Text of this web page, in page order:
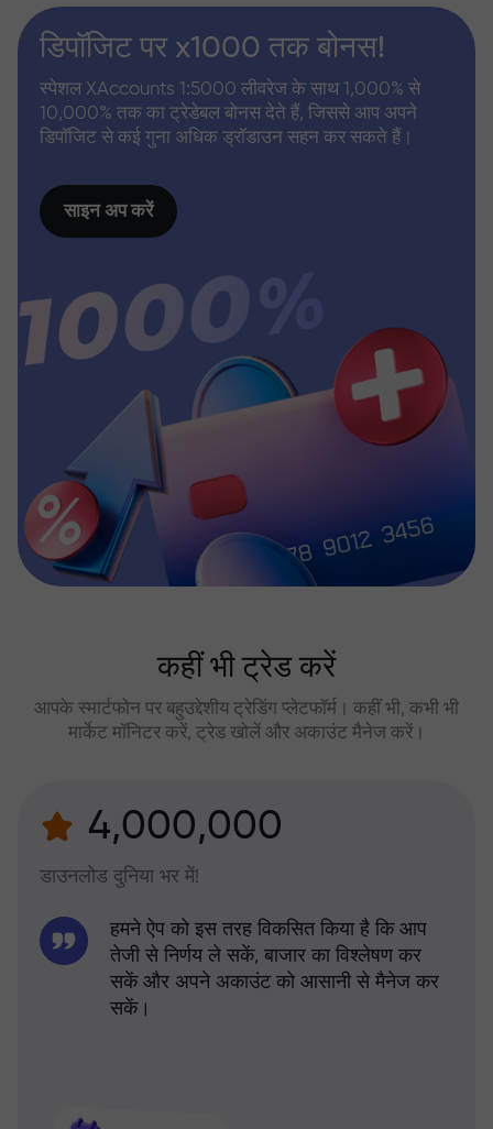
डिपॉजिट पर x1000 तक बोनस!
स्पेशल XAccounts 1:5000 लीवरेज के साथ 1,000% से
10,000% तक का ट्रेडेबल बोनस देते हैं, जिससे आप अपने
डिपॉजिट से कई गुना अधिक ड्रॉडाउन सहन कर सकते हैं।
साइन अप करें
कहीं भी ट्रेड करें
आपके स्मार्टफोन पर बहुउद्देशीय ट्रेडिंग प्लेटफॉर्म। कहीं भी, कभी भी
मार्केट मॉनिटर करें, ट्रेड खोलें और अकाउंट मैनेज करें।
4,000,000
डाउनलोड दुनिया भर में!
हमने ऐप को इस तरह विकसित किया है कि आप
तेजी से निर्णय ले सकें, बाजार का विश्लेषण कर
सकें और अपने अकाउंट को आसानी से मैनेज कर
सकें।